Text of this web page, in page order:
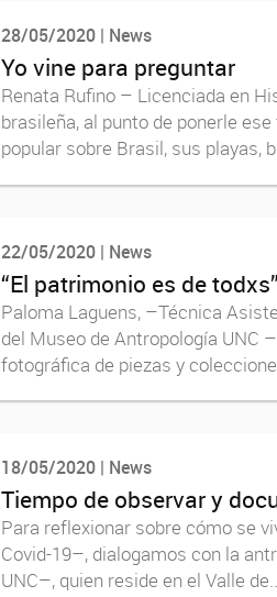
28/05/2020 | News
Yo vine para preguntar
Renata Rufino – Licenciada en
brasileña, al punto de ponerle
popular sobre Brasil, sus playas,
22/05/2020 | News
“El patrimonio es de todxs”
Paloma Laguens, –Técnica
del Museo de Antropología UNC
fotográfica de piezas y
18/05/2020 | News
Tiempo de observar y
Para reflexionar sobre cómo se
Covid-19–, dialogamos con la
UNC–, quien reside en el Valle